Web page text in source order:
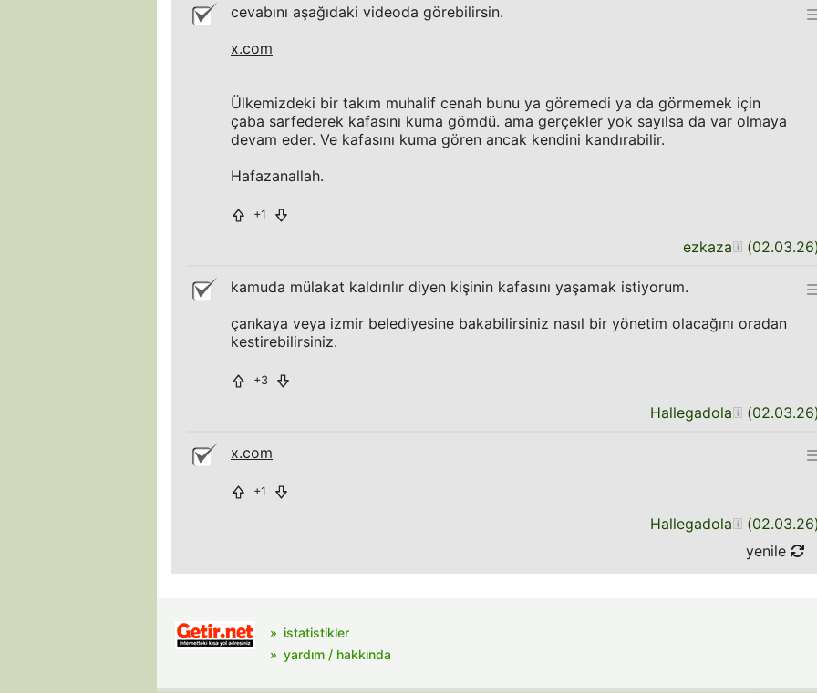
cevabını aşağıdaki videoda görebilirsin.
x.com
Ülkemizdeki bir takım muhalif cenah bunu ya göremedi ya da görmemek için
çaba sarfederek kafasını kuma gömdü. ama gerçekler yok sayılsa da var olmaya
devam eder. Ve kafasını kuma gören ancak kendini kandırabilir.
Hafazanallah.
+1
ezkaza (02.03.26
kamuda mülakat kaldırılır diyen kişinin kafasını yaşamak istiyorum.
çankaya veya izmir belediyesine bakabilirsiniz nasıl bir yönetim olacağını oradan
kestirebilirsiniz.
+3
Hallegadola (02.03.26
x.com
+1
Hallegadola (02.03.26
yenile
istatistikler
yardım / hakkında